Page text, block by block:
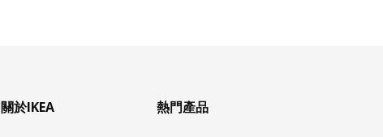
關於IKEA 熱門產品